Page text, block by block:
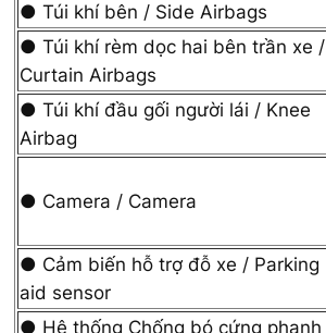
● Túi khí bên / Side Airbags
● Túi khí rèm dọc hai bên trần xe /
Curtain Airbags
● Túi khí đầu gối người lái / Knee
Airbag
● Camera / Camera
● Cảm biến hỗ trợ đỗ xe / Parking
aid sensor
● Hệ thống Chống bó cứng phanh